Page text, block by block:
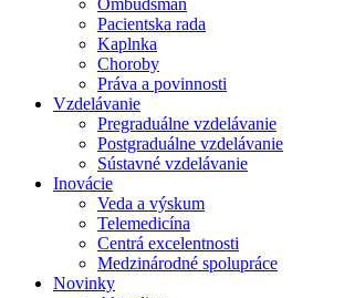
Ombudsman
Pacientska rada
Kaplnka
Choroby
Práva a povinnosti
Vzdelávanie
Pregraduálne vzdelávanie
Postgraduálne vzdelávanie
Sústavné vzdelávanie
Inovácie
Veda a výskum
Telemedicína
Centrá excelentnosti
Medzinárodné spolupráce
Novinky